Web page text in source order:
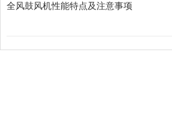
全风鼓风机性能特点及注意事项